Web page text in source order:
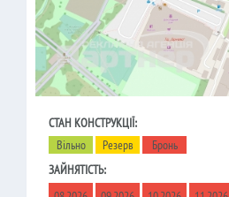
СТАН КОНСТРУКЦІЇ:
Вільно
Резерв
Бронь
ЗАЙНЯТІСТЬ: